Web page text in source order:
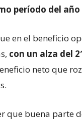
período del
en el beneficio
con un alza del
neto que
que buena parte